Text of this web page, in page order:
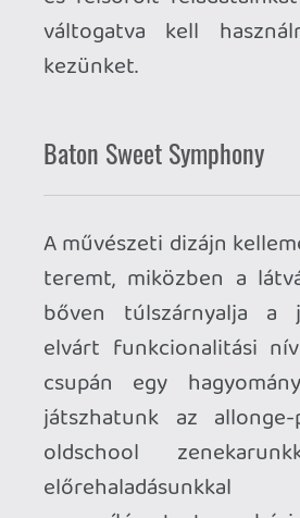
Álmomban sem gondoltam
egy szimfonikus zenekar
virtuális valóságban ekkora
élmény lehet! Hiszen papíron
feltétlenül kellene, hogy így
core gameplay loop mégis visz
fejlesztőknek sikerült egy
különleges, roppant kreatív és
ritmusjátékot a fejünkre tenniük,
teljesen hihetetlen módon életem